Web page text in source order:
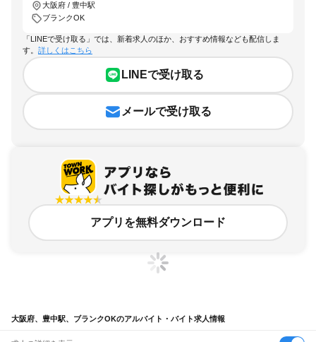
大阪府 / 豊中駅
ブランクOK
「LINEで受け取る」では、新着求人のほか、おすすめ情報なども配信しま
す。 詳しくはこちら
LINEで受け取る
メールで受け取る
アプリを無料ダウンロード
大阪府、豊中駅、ブランクOKのアルバイト・バイト求人情報